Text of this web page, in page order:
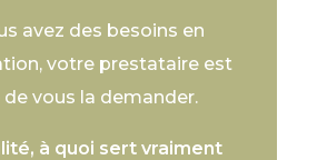
avez des besoins en
votre prestataire est
vous la demander.
à quoi sert vraiment